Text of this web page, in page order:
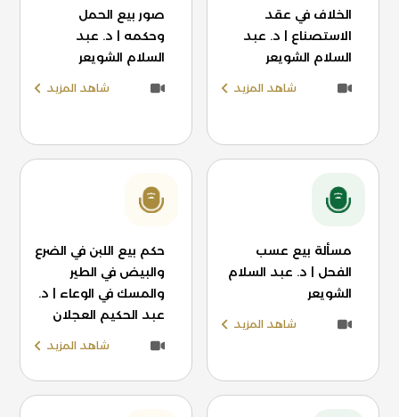
الخلاف في عقد
الاستصناع | د. عبد
السلام الشويعر
شاهد المزيد
صور بيع الحمل
وحكمه | د. عبد
السلام الشويعر
شاهد المزيد
مسألة بيع عسب
الفحل | د. عبد السلام
الشويعر
شاهد المزيد
حكم بيع اللبن في الضرع
والبيض في الطير
والمسك في الوعاء | د.
عبد الحكيم العجلان
شاهد المزيد